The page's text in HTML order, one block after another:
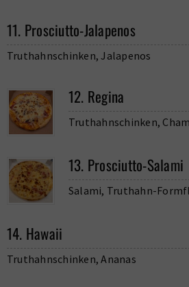
11. Prosciutto-Jalapenos
Truthahnschinken, Jalapenos
12. Regina
Truthahnschinken,
13. Prosciutto-Salami
Salami, Truthahn-
14. Hawaii
Truthahnschinken, Ananas